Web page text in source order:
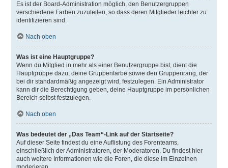
Es ist der Board-Administration möglich, den Benutzergruppen
verschiedene Farben zuzuteilen, so dass deren Mitglieder leichter zu
identifizieren sind.
Nach oben
Was ist eine Hauptgruppe?
Wenn du Mitglied in mehr als einer Benutzergruppe bist, dient die
Hauptgruppe dazu, deine Gruppenfarbe sowie den Gruppenrang, der
bei dir standardmäßig angezeigt wird, festzulegen. Ein Administrator
kann dir die Berechtigung geben, deine Hauptgruppe im persönlichen
Bereich selbst festzulegen.
Nach oben
Was bedeutet der „Das Team“-Link auf der Startseite?
Auf dieser Seite findest du eine Auflistung des Forenteams,
einschließlich der Administratoren, der Moderatoren. Du findest hier
auch weitere Informationen wie die Foren, die diese im Einzelnen